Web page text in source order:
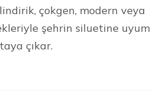
çokgen, modern veya
şehrin siluetine uyum
çıkar.